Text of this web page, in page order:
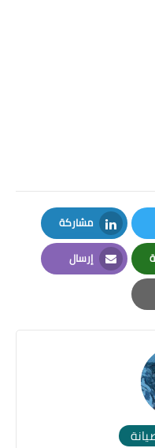
مشاركة
LinkedIn
إرسال
Email